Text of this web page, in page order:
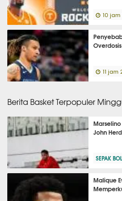
10 jam
11 jam
Berita Basket Terpopuler
John
SEPAK
Malique